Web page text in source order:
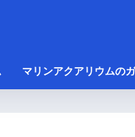
マリンアクアリウムの